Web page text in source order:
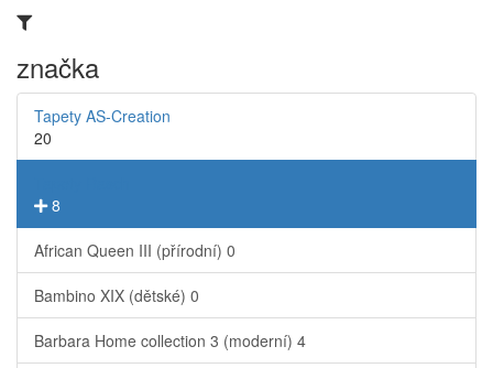
značka
Tapety AS-Creation
20
8
African Queen III (přírodní) 0
Bambino XIX (dětské) 0
Barbara Home collection 3 (moderní) 4